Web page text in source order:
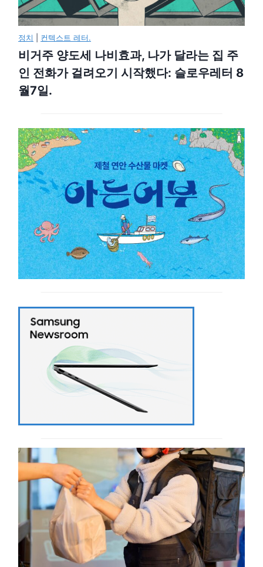
정치 컨텍스트 레터.
비거주 양도세 나비효과, 나가 달라는 집 주
인 전화가 걸려오기 시작했다: 슬로우레터 8
월7일.